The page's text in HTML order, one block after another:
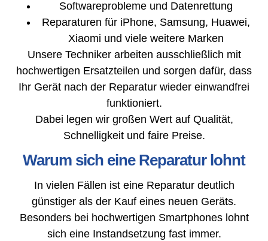
Softwareprobleme und Datenrettung
Reparaturen für iPhone, Samsung, Huawei,
Xiaomi und viele weitere Marken
Unsere Techniker arbeiten ausschließlich mit
hochwertigen Ersatzteilen und sorgen dafür, dass
Ihr Gerät nach der Reparatur wieder einwandfrei
funktioniert.
Dabei legen wir großen Wert auf Qualität,
Schnelligkeit und faire Preise.
Warum sich eine Reparatur lohnt
In vielen Fällen ist eine Reparatur deutlich
günstiger als der Kauf eines neuen Geräts.
Besonders bei hochwertigen Smartphones lohnt
sich eine Instandsetzung fast immer.